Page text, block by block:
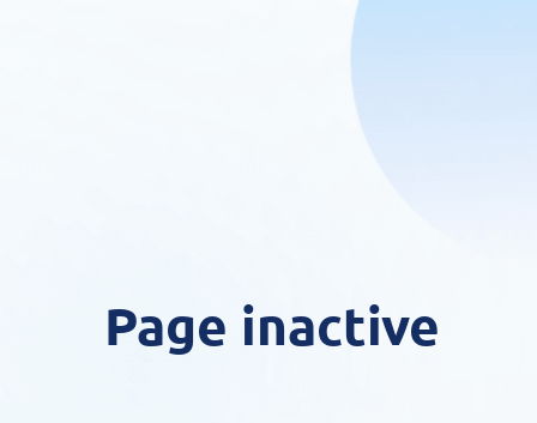
Page inactive